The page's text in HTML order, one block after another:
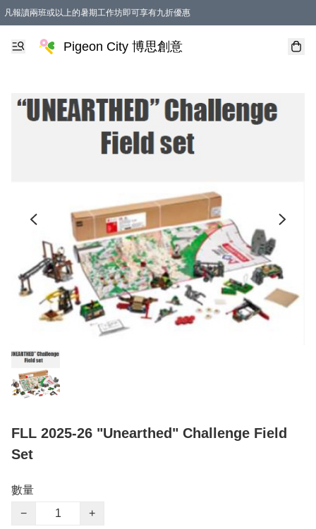
凡報讀兩班或以上的暑期工作坊即可享有九折優惠
Pigeon City 博思創意
FLL 2025-26 "Unearthed" Challenge Field
Set
數量
−
+